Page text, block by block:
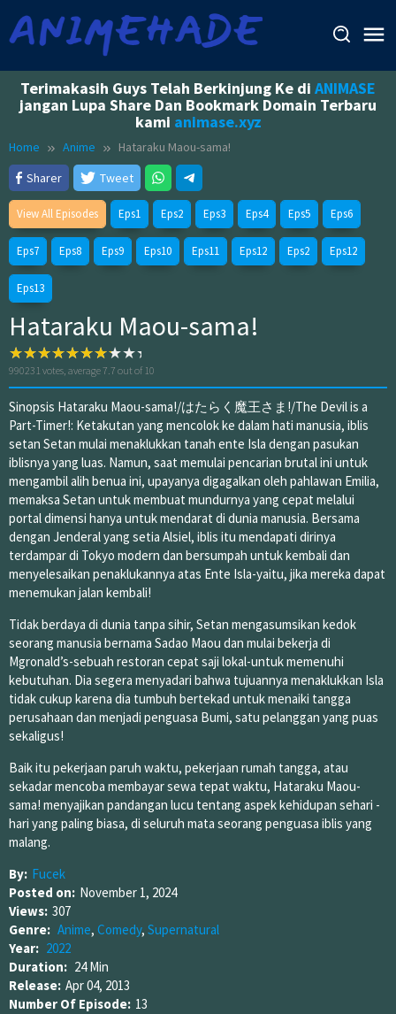
content
Terimakasih Guys Telah Berkinjung Ke di ANIMASE
jangan Lupa Share Dan Bookmark Domain Terbaru
kami animase.xyz
Home Anime
Hataraku Maou-sama!
Sharer
Tweet
View All Episodes Eps1 Eps2 Eps3 Eps4 Eps5 Eps6
Eps7 Eps8 Eps9 Eps10 Eps11 Eps12 Eps2 Eps12
Eps13
Hataraku Maou-sama!
990231 votes, average7.7 out of 10
Sinopsis Hataraku Maou-sama!/はたらく魔王さま!/The Devil is a
Part-Timer!: Ketakutan yang mencolok ke dalam hati manusia, iblis
setan Setan mulai menaklukkan tanah ente Isla dengan pasukan
iblisnya yang luas. Namun, saat memulai pencarian brutal ini untuk
mengambil alih benua ini, upayanya digagalkan oleh pahlawan Emilia,
memaksa Setan untuk membuat mundurnya yang cepat melalui
portal dimensi hanya untuk mendarat di dunia manusia. Bersama
dengan Jenderal yang setia Alsiel, iblis itu mendapati dirinya
terdampar di Tokyo modern dan bersumpah untuk kembali dan
menyelesaikan penaklukannya atas Ente Isla-yaitu, jika mereka dapat
menemukan jalan kembali!
Tidak berdaya di dunia tanpa sihir, Setan mengasumsikan kedok
seorang manusia bernama Sadao Maou dan mulai bekerja di
Mgronald’s-sebuah restoran cepat saji lokal-untuk memenuhi
kebutuhan. Dia segera menyadari bahwa tujuannya menaklukkan Isla
tidak cukup karena dia tumbuh bertekad untuk menaiki tangga
perusahaan dan menjadi penguasa Bumi, satu pelanggan yang puas
sekaligus!
Baik itu pekerjaan paruh waktu, pekerjaan rumah tangga, atau
sekadar mencoba membayar sewa tepat waktu, Hataraku Maou-
sama! menyajikan pandangan lucu tentang aspek kehidupan sehari -
hari yang paling biasa, di seluruh mata seorang penguasa iblis yang
malang.
By: Fucek
Posted on: November 1, 2024
Views: 307
Genre: Anime, Comedy, Supernatural
Year: 2022
Duration: 24 Min
Release: Apr 04, 2013
Number Of Episode: 13